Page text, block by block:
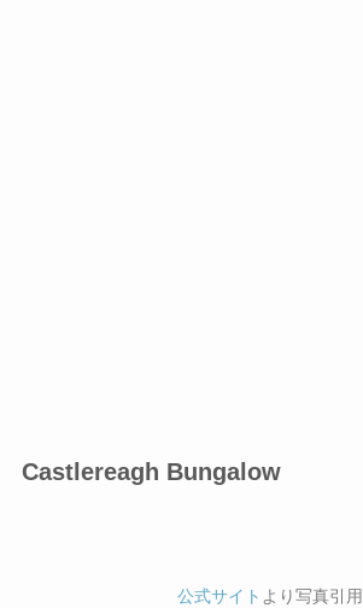
Castlereagh Bungalow
公式サイト より写真引用